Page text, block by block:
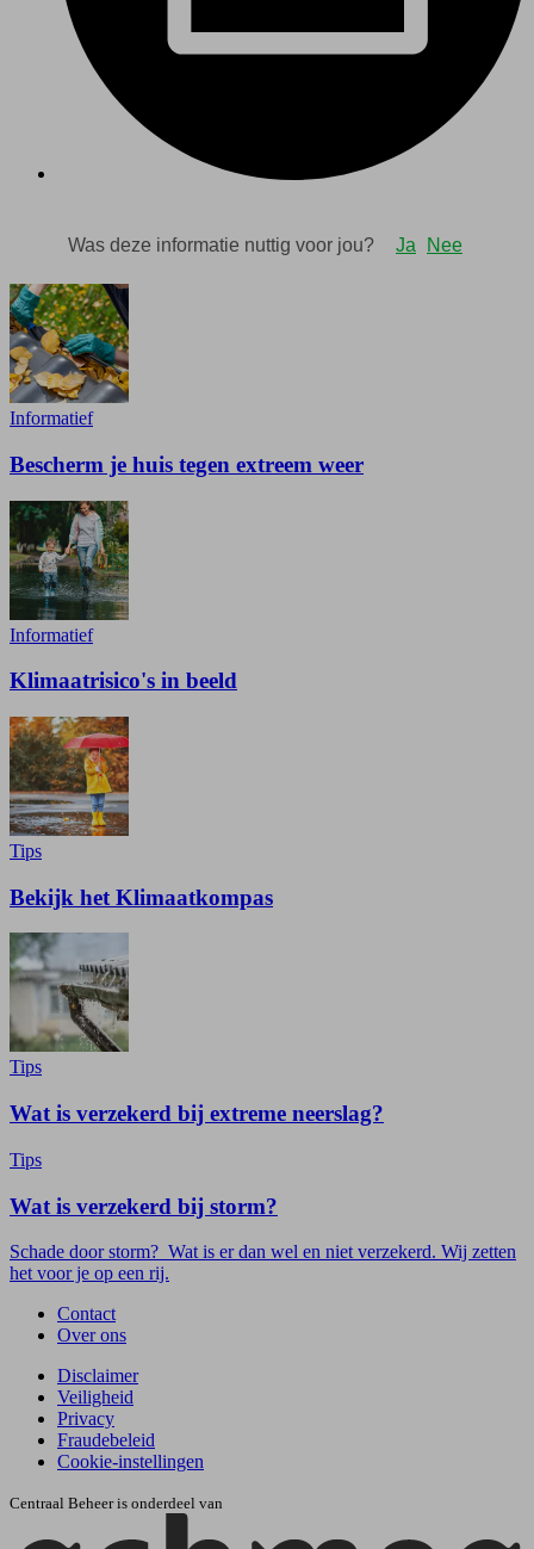
Informatief
Bescherm je huis tegen extreem weer
Informatief
Klimaatrisico's in beeld
Tips
Bekijk het Klimaatkompas
Tips
Wat is verzekerd bij extreme neerslag?
Tips
Wat is verzekerd bij storm?
Schade door storm? Wat is er dan wel en niet verzekerd. Wij zetten
het voor je op een rij.
Contact
Over ons
Disclaimer
Veiligheid
Privacy
Fraudebeleid
Cookie-instellingen
Centraal Beheer is onderdeel van